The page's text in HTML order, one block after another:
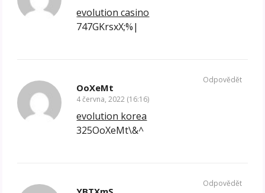
evolution casino
747GKrsxX;%|
OoXeMt
4 června, 2022 (16:16)
evolution korea
325OoXeMt\&^
Odpovědět
Odpovědět